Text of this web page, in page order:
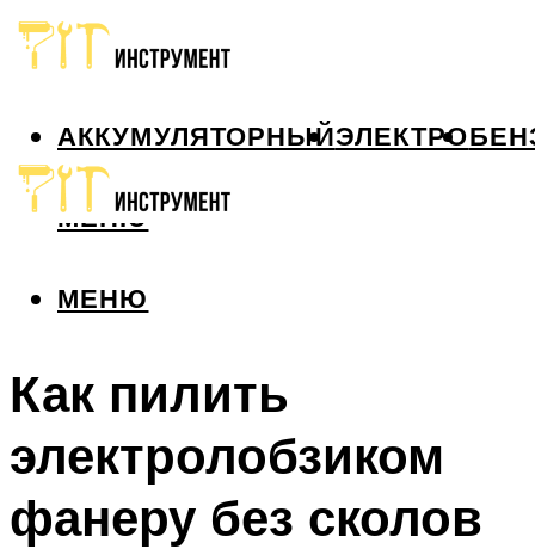
АККУМУЛЯТОРНЫЙЭЛЕКТРО
МЕНЮ
МЕНЮ
Как пилить
электролобзиком
фанеру без сколов